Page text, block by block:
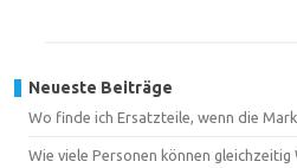
Neueste Beiträge
Wo finde ich Ersatzteile, wenn die
Wie viele Personen können gleichzeitig